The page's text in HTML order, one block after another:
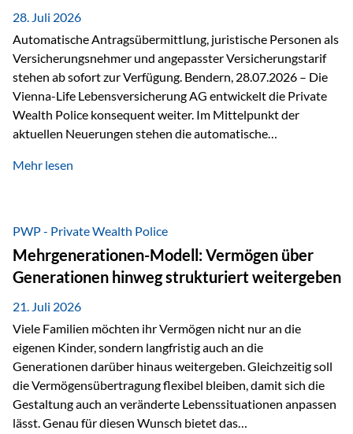
persönlichen Gespräch. Bei der Vienna-Life reagieren…
28. Juli 2026
Automatische Antragsübermittlung, juristische Personen als
Versicherungsnehmer und angepasster Versicherungstarif
stehen ab sofort zur Verfügung. Bendern, 28.07.2026 – Die
Vienna-Life Lebensversicherung AG entwickelt die Private
Wealth Police konsequent weiter. Im Mittelpunkt der
aktuellen Neuerungen stehen die automatische
als Versicherungsnehmer einzusetzen, sowie eine
Abwicklung für Vertriebspartner deutlich effizienter
gestaltet. Anträge werden direkt elektronisch übermittelt,
Medienbrüche reduziert und die weitere Bearbeitung
beschleunigt. Ab sofort können auch juristische Personen,
wie Kapitalgesellschaften oder Stiftungen, als
Versicherungsnehmer eingesetzt werden. Damit erweitert
die Vienna-Life die Einsatzmöglichkeiten der Private Wealth
Police insbesondere für…
Mehr lesen
PWP - Private Wealth Police
Mehrgenerationen-Modell: Vermögen über
Generationen hinweg strukturiert weitergeben
21. Juli 2026
Viele Familien möchten ihr Vermögen nicht nur an die
eigenen Kinder, sondern langfristig auch an die
Generationen darüber hinaus weitergeben. Gleichzeitig soll
die Vermögensübertragung flexibel bleiben, damit sich die
Gestaltung auch an veränderte Lebenssituationen anpassen
lässt. Genau für diesen Wunsch bietet das